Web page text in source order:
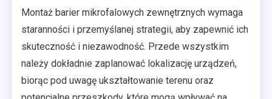
Montaż barier mikrofalowych zewnętrznych wymaga
staranności i przemyślanej strategii, aby zapewnić ich
skuteczność i niezawodność. Przede wszystkim
należy dokładnie zaplanować lokalizację urządzeń,
biorąc pod uwagę ukształtowanie terenu oraz